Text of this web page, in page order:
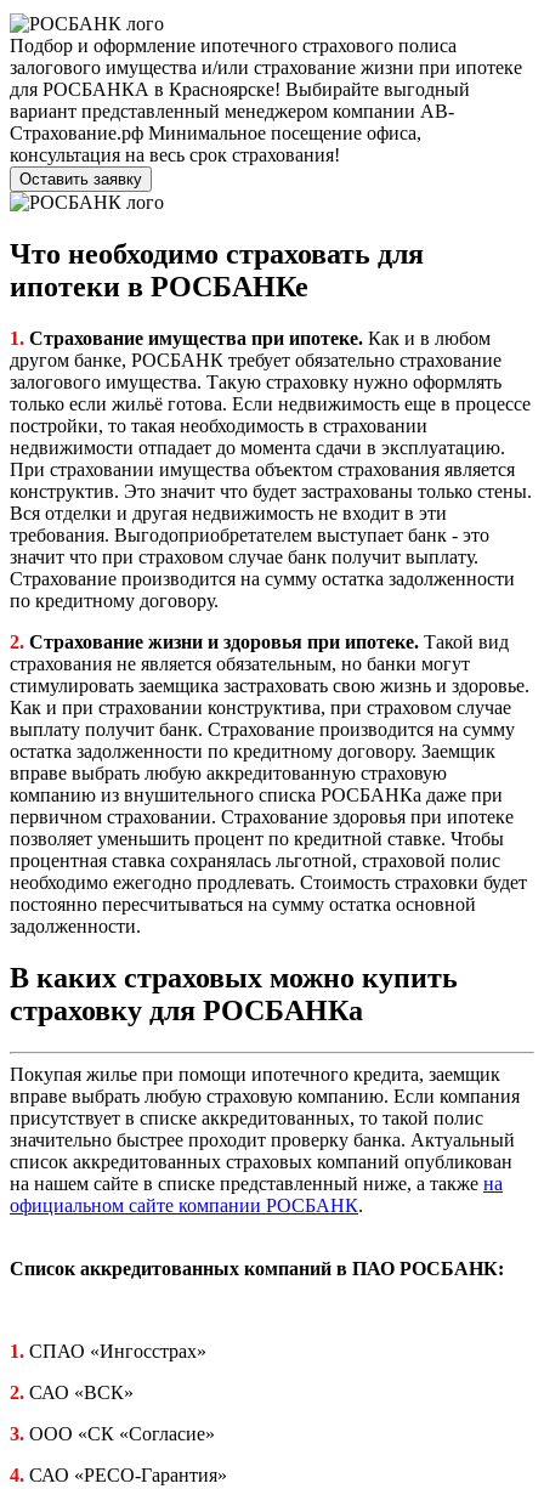
Подбор и оформление ипотечного страхового полиса
залогового имущества и/или страхование жизни при ипотеке
для РОСБАНКА в Красноярске! Выбирайте выгодный
вариант представленный менеджером компании АВ-
Страхование.рф Минимальное посещение офиса,
консультация на весь срок страхования!
Оставить заявку
Что необходимо страховать для
ипотеки в РОСБАНКе
1. Страхование имущества при ипотеке. Как и в любом
другом банке, РОСБАНК требует обязательно страхование
залогового имущества. Такую страховку нужно оформлять
только если жильё готова. Если недвижимость еще в процессе
постройки, то такая необходимость в страховании
недвижимости отпадает до момента сдачи в эксплуатацию.
При страховании имущества объектом страхования является
конструктив. Это значит что будет застрахованы только стены.
Вся отделки и другая недвижимость не входит в эти
требования. Выгодоприобретателем выступает банк - это
значит что при страховом случае банк получит выплату.
Страхование производится на сумму остатка задолженности
по кредитному договору.
2. Страхование жизни и здоровья при ипотеке. Такой вид
страхования не является обязательным, но банки могут
стимулировать заемщика застраховать свою жизнь и здоровье.
Как и при страховании конструктива, при страховом случае
выплату получит банк. Страхование производится на сумму
остатка задолженности по кредитному договору. Заемщик
вправе выбрать любую аккредитованную страховую
компанию из внушительного списка РОСБАНКа даже при
первичном страховании. Страхование здоровья при ипотеке
позволяет уменьшить процент по кредитной ставке. Чтобы
процентная ставка сохранялась льготной, страховой полис
необходимо ежегодно продлевать. Стоимость страховки будет
постоянно пересчитываться на сумму остатка основной
задолженности.
В каких страховых можно купить
страховку для РОСБАНКа
Покупая жилье при помощи ипотечного кредита, заемщик
вправе выбрать любую страховую компанию. Если компания
присутствует в списке аккредитованных, то такой полис
значительно быстрее проходит проверку банка. Актуальный
список аккредитованных страховых компаний опубликован
на нашем сайте в списке представленный ниже, а также на
официальном сайте компании РОСБАНК.
Список аккредитованных компаний в ПАО РОСБАНК:
1. СПАО «Ингосстрах»
2. САО «ВСК»
3. ООО «СК «Согласие»
4. САО «РЕСО-Гарантия»